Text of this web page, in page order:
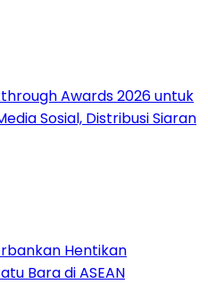
Awards 2026 untuk
Sosial, Distribusi Siaran
Hentikan
Bara di ASEAN